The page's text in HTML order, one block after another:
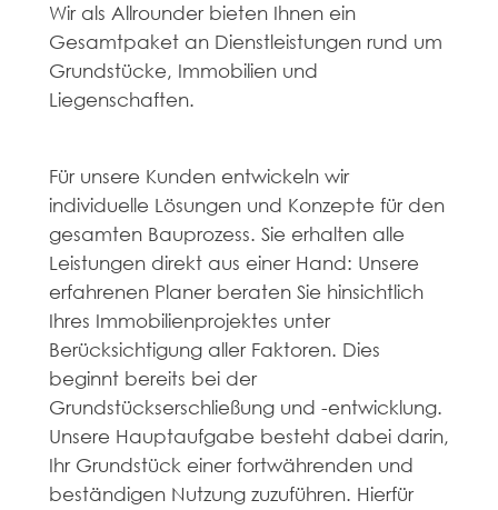
Wir als Allrounder bieten Ihnen ein
Gesamtpaket an Dienstleistungen rund um
Grundstücke, Immobilien und
Liegenschaften.
Für unsere Kunden entwickeln wir
individuelle Lösungen und Konzepte für den
gesamten Bauprozess. Sie erhalten alle
Leistungen direkt aus einer Hand: Unsere
erfahrenen Planer beraten Sie hinsichtlich
Ihres Immobilienprojektes unter
Berücksichtigung aller Faktoren. Dies
beginnt bereits bei der
Grundstückserschließung und -entwicklung.
Unsere Hauptaufgabe besteht dabei darin,
Ihr Grundstück einer fortwährenden und
beständigen Nutzung zuzuführen. Hierfür